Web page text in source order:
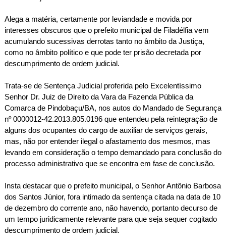
Alega a matéria, certamente por leviandade e movida por
interesses obscuros que o prefeito municipal de Filadélfia vem
acumulando sucessivas derrotas tanto no âmbito da Justiça,
como no âmbito político e que pode ter prisão decretada por
descumprimento de ordem judicial.
Trata-se de Sentença Judicial proferida pelo Excelentíssimo
Senhor Dr. Juiz de Direito da Vara da Fazenda Pública da
Comarca de Pindobaçu/BA, nos autos do Mandado de Segurança
nº 0000012-42.2013.805.0196 que entendeu pela reintegração de
alguns dos ocupantes do cargo de auxiliar de serviços gerais,
mas, não por entender ilegal o afastamento dos mesmos, mas
levando em consideração o tempo demandado para conclusão do
processo administrativo que se encontra em fase de conclusão.
Insta destacar que o prefeito municipal, o Senhor Antônio Barbosa
dos Santos Júnior, fora intimado da sentença citada na data de 10
de dezembro do corrente ano, não havendo, portanto decurso de
um tempo juridicamente relevante para que seja sequer cogitado
descumprimento de ordem judicial.